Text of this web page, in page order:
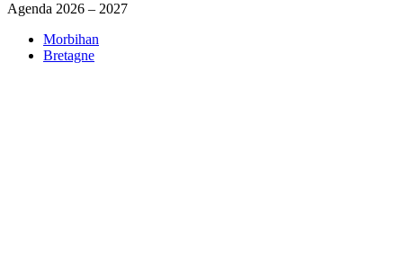
Agenda 2026 – 2027
Morbihan
Bretagne